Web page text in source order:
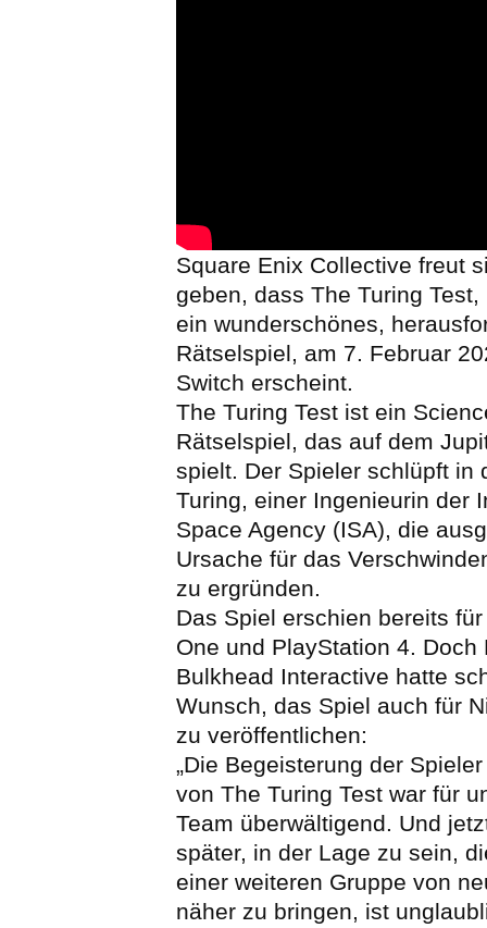
Square Enix Collective freut
geben, dass The Turing Test,
ein wunderschönes,
Rätselspiel, am 7. Februar
Switch erscheint.
The Turing Test ist ein
Rätselspiel, das auf dem
spielt. Der Spieler schlüpft in
Turing, einer Ingenieurin der
Space Agency (ISA), die
Ursache für das
zu ergründen.
Das Spiel erschien bereits
One und PlayStation 4. Doch
Bulkhead Interactive hatte
Wunsch, das Spiel auch für
zu veröffentlichen:
„Die Begeisterung der
von The Turing Test war für
Team überwältigend. Und
später, in der Lage zu sein,
einer weiteren Gruppe von
näher zu bringen, ist